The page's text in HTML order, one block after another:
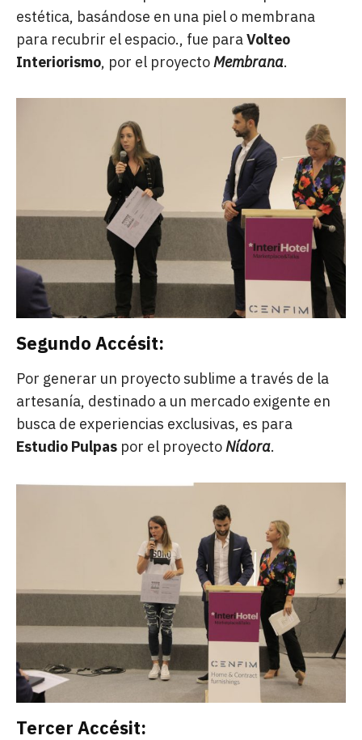
estética, basándose en una piel o membrana
para recubrir el espacio., fue paraVolteo
Interiorismo, por el proyectoMembrana.
Segundo Accésit:
Por generar un proyecto sublime a través de la
artesanía, destinado a un mercado exigente en
busca de experiencias exclusivas, es para
Estudio Pulpas por el proyectoNídora.
Tercer Accésit: